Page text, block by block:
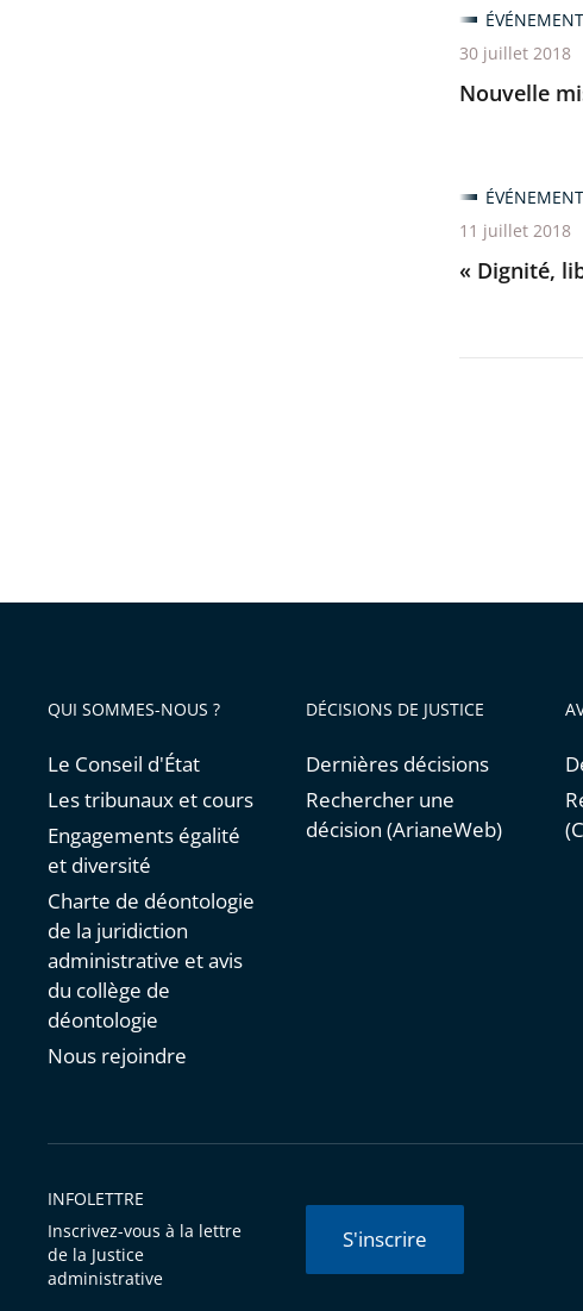
Nouvelle
ÉVÉNEMENT
30 juillet 2018
« Dignité,
ÉVÉNEMENT
11 juillet 2018
QUI SOMMES-NOUS ?
Le Conseil d'État
Les tribunaux et cours
Engagements égalité
et diversité
Charte de déontologie
de la juridiction
administrative et avis
du collège de
déontologie
Nous rejoindre
DÉCISIONS DE JUSTICE
Dernières décisions
Rechercher une
décision (ArianeWeb)
INFOLETTRE
Inscrivez-vous à la lettre
de la Justice
administrative
S'inscrire